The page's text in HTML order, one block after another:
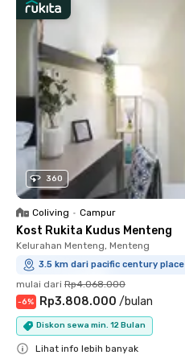
360
Coliving • Campur
Kost Rukita Kudus Menteng
Kelurahan Menteng, Menteng
3.5 km dari pacific century place
mulai dari Rp4.068.000
-6% Rp3.808.000 /bulan
Diskon sewa min. 12 Bulan
Lihat info lebih banyak